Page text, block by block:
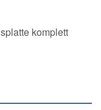
komplett